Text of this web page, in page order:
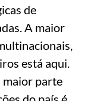
de
A maior
está aqui.
maior parte